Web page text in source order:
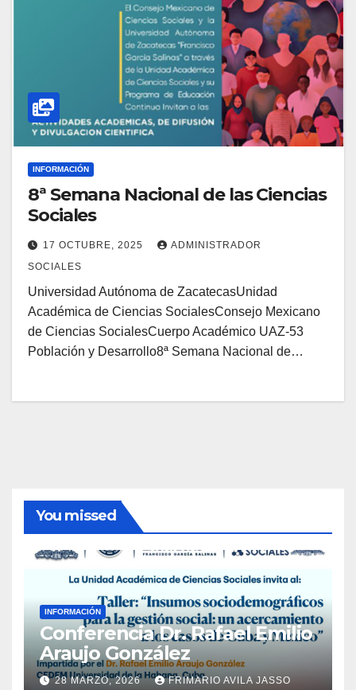
INFORMACIÓN
8ª Semana Nacional de las Ciencias
Sociales
17 OCTUBRE, 2025
ADMINISTRADOR
SOCIALES
Universidad Autónoma de ZacatecasUnidad
Académica de Ciencias SocialesConsejo Mexicano
de Ciencias SocialesCuerpo Académico UAZ-53
Población y Desarrollo8ª Semana Nacional de…
You missed
INFORMACIÓN
Conferencia Dr. Rafael Emilio
Araujo González
28 MARZO, 2026 FRIMARIO AVILA JASSO